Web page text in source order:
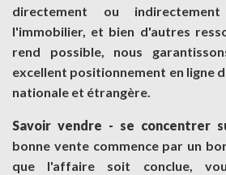
directement ou
l'immobilier, et bien d'autres
rend possible, nous
excellent positionnement en ligne
nationale et étrangère.
Savoir vendre - se concentrer
bonne vente commence par un
que l'affaire soit conclue,